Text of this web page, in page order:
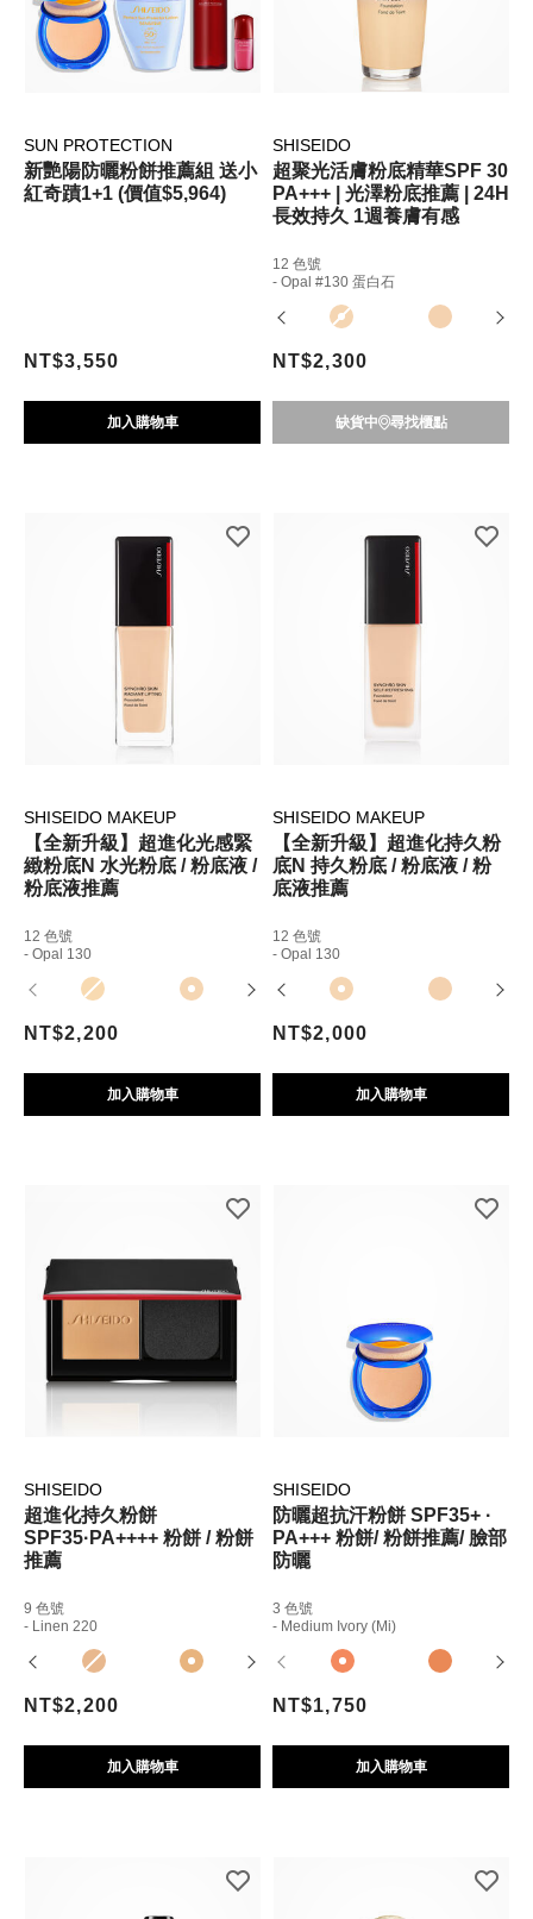
SUN PROTECTION
新艷陽防曬粉餅推薦組 送小
紅奇蹟1+1 (價值$5,964)
NT$3,550
加入購物車
SHISEIDO
超聚光活膚粉底精華SPF 30
PA+++ | 光澤粉底推薦 | 24H
長效持久 1週養膚有感
12 色號
- Opal #130 蛋白石
NT$2,300
缺貨中 尋找櫃點
SHISEIDO MAKEUP
【全新升級】超進化光感緊
緻粉底N 水光粉底 / 粉底液 /
粉底液推薦
12 色號
- Opal 130
NT$2,200
加入購物車
SHISEIDO MAKEUP
【全新升級】超進化持久粉
底N 持久粉底 / 粉底液 / 粉
底液推薦
12 色號
- Opal 130
NT$2,000
加入購物車
SHISEIDO
超進化持久粉餅
SPF35·PA++++ 粉餅 / 粉餅
推薦
9 色號
- Linen 220
NT$2,200
加入購物車
SHISEIDO
防曬超抗汗粉餅 SPF35+ ·
PA+++ 粉餅/ 粉餅推薦/ 臉部
防曬
3 色號
- Medium Ivory (mi)
NT$1,750
加入購物車